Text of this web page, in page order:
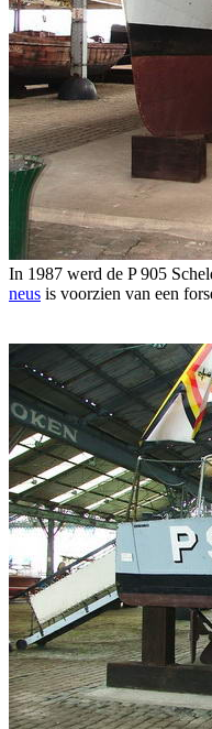
In 1987 werd de P 905
neus is voorzien van een